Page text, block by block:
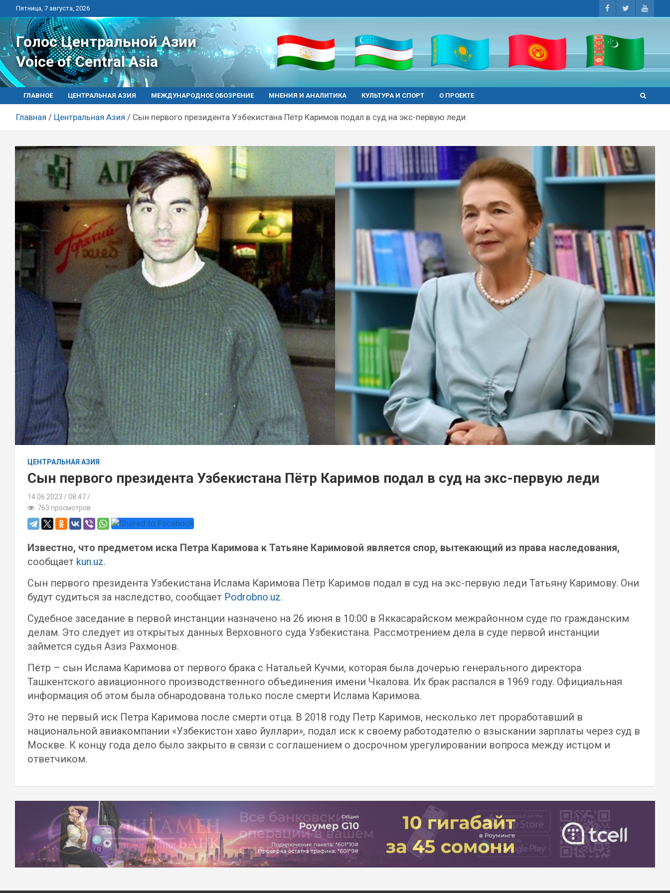
Перейти
к
контенту
Пятница, 7 августа, 2026
Голос Центральной Азии
Voice of Central Asia
ГЛАВНОЕ ЦЕНТРАЛЬНАЯ АЗИЯ МЕЖДУНАРОДНОЕ ОБОЗРЕНИЕ МНЕНИЯ И АНАЛИТИКА КУЛЬТУРА И СПОРТ О ПРОЕКТЕ
Главная Центральная Азия Сын первого президента Узбекистана Пётр Каримов подал в суд на экс-первую леди
ЦЕНТРАЛЬНАЯ АЗИЯ
Сын первого президента Узбекистана Пётр Каримов подал в суд на экс-первую леди
14.06.2023
08:47 /
763 просмотров
Известно, что предметом иска Петра Каримова к Татьяне Каримовой является спор, вытекающий из права наследования,
сообщает kun.uz.
Сын первого президента Узбекистана Ислама Каримова Пётр Каримов подал в суд на экс-первую леди Татьяну Каримову. Они
будут судиться за наследство, сообщает Podrobno.uz.
Судебное заседание в первой инстанции назначено на 26 июня в 10:00 в Яккасарайском межрайонном суде по гражданским
делам. Это следует из открытых данных Верховного суда Узбекистана. Рассмотрением дела в суде первой инстанции
займется судья Азиз Рахмонов.
Пётр – сын Ислама Каримова от первого брака с Натальей Кучми, которая была дочерью генерального директора
Ташкентского авиационного производственного объединения имени Чкалова. Их брак распался в 1969 году. Официальная
информация об этом была обнародована только после смерти Ислама Каримова.
Это не первый иск Петра Каримова после смерти отца. В 2018 году Петр Каримов, несколько лет проработавший в
национальной авиакомпании «Узбекистон хаво йуллари», подал иск к своему работодателю о взыскании зарплаты через суд в
Москве. К концу года дело было закрыто в связи с соглашением о досрочном урегулировании вопроса между истцом и
ответчиком.
Навигация
записям